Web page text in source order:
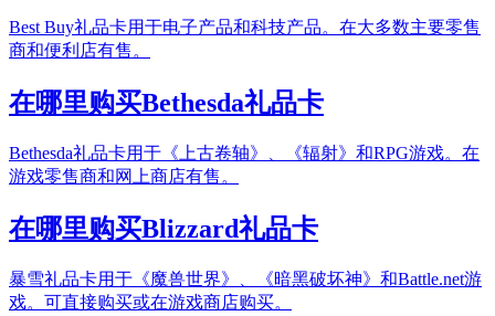
Best Buy礼品卡用于电子产品和科技产品。在大多数主要零售
商和便利店有售。
在哪里购买Bethesda礼品卡
Bethesda礼品卡用于《上古卷轴》、《辐射》和RPG游戏。在
游戏零售商和网上商店有售。
在哪里购买Blizzard礼品卡
暴雪礼品卡用于《魔兽世界》、《暗黑破坏神》和Battle.net游
戏。可直接购买或在游戏商店购买。